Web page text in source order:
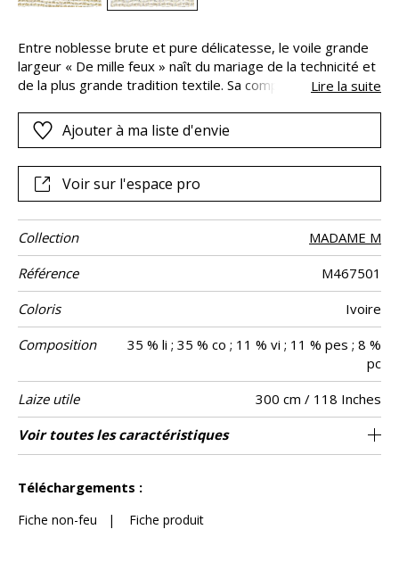
Entre noblesse brute et pure délicatesse, le voile grande
largeur « De mille feux » naît du mariage de la technicité et
de la plus grande tradition textile. Sa composition
dote d’un aspect artisanal et noble à nul autre pareil. Un fil
fantaisie aux subtils éclats métallisés se plaît à passer
davantage encore dans la contemporanéité. Il est édité
dans deux coloris exclusifs, Ivoire et Or, pour se prêter à
toutes les confections encadrant vos fenêtres avec
poésie.
Lire la suite
Ajouter à ma liste d'envie
Voir sur l'espace pro
Collection
MADAME M
Référence
M467501
Coloris
Ivoire
Composition
35 % li ; 35 % co ; 11 % vi ; 11 % pes ; 8 %
pc
Laize utile
300 cm / 118 Inches
Raccord
Raccord libre
Sens De large
Poids g/m² 370
Performance
Accoustique
aw - 0.15
Usage
Entretien
Pays d'origine Turquie
Caractéristiques
Outdoor
Voir toutes les caractéristiques
Téléchargements :
Fiche non-feu | Fiche produit